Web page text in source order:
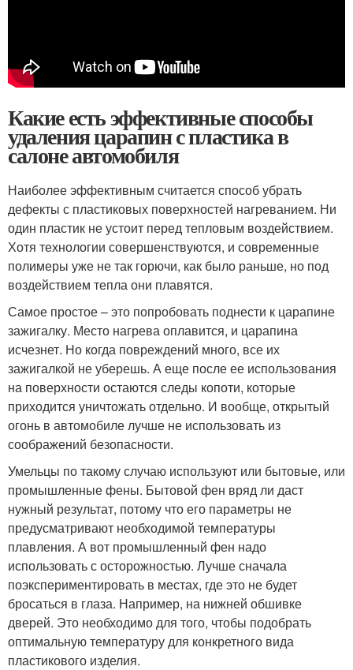
Какие есть эффективные способы
удаления царапин с пластика в
салоне автомобиля
Наиболее эффективным считается способ убрать
дефекты с пластиковых поверхностей нагреванием. Ни
один пластик не устоит перед тепловым воздействием.
Хотя технологии совершенствуются, и современные
полимеры уже не так горючи, как было раньше, но под
воздействием тепла они плавятся.
Самое простое – это попробовать поднести к царапине
зажигалку. Место нагрева оплавится, и царапина
исчезнет. Но когда повреждений много, все их
зажигалкой не уберешь. А еще после ее использования
на поверхности остаются следы копоти, которые
приходится уничтожать отдельно. И вообще, открытый
огонь в автомобиле лучше не использовать из
соображений безопасности.
Умельцы по такому случаю используют или бытовые, или
промышленные фены. Бытовой фен вряд ли даст
нужный результат, потому что его параметры не
предусматривают необходимой температуры
плавления. А вот промышленный фен надо
использовать с осторожностью. Лучше сначала
поэкспериментировать в местах, где это не будет
бросаться в глаза. Например, на нижней обшивке
дверей. Это необходимо для того, чтобы подобрать
оптимальную температуру для конкретного вида
пластикового изделия.